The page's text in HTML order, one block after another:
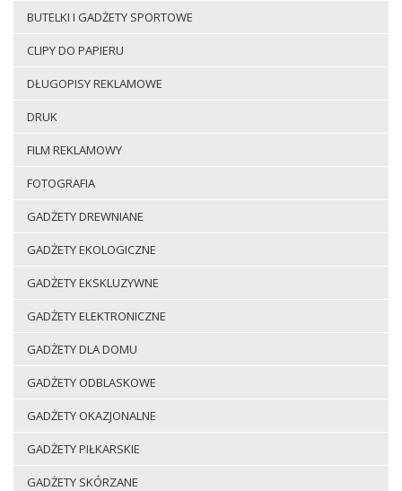
BUTELKI I GADŻETY SPORTOWE
CLIPY DO PAPIERU
DŁUGOPISY REKLAMOWE
DRUK
FILM REKLAMOWY
FOTOGRAFIA
GADŻETY DREWNIANE
GADŻETY EKOLOGICZNE
GADŻETY EKSKLUZYWNE
GADŻETY ELEKTRONICZNE
GADŻETY DLA DOMU
GADŻETY ODBLASKOWE
GADŻETY OKAZJONALNE
GADŻETY PIŁKARSKIE
GADŻETY SKÓRZANE